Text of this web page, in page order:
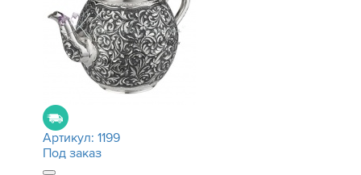
Артикул: 1199
Под заказ